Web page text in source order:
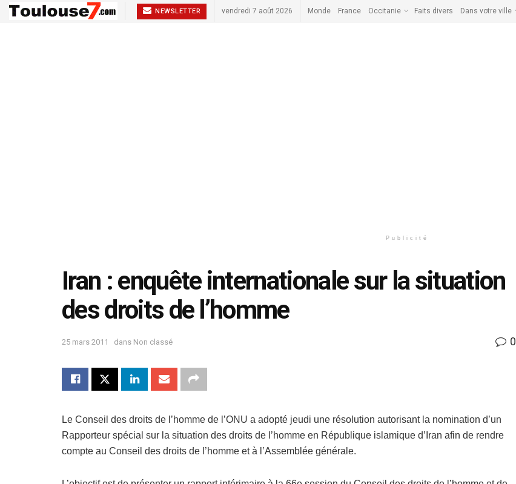
NEWSLETTER vendredi 7 août 2026 Monde France Occitanie Faits divers Dans votre ville
Publicité
Iran : enquête internationale sur la situation
des droits de l’homme
25 mars 2011 dans Non classé 0
Le Conseil des droits de l’homme de l’ONU a adopté jeudi une résolution autorisant la nomination d’un
Rapporteur spécial sur la situation des droits de l’homme en République islamique d’Iran afin de rendre
compte au Conseil des droits de l’homme et à l’Assemblée générale.